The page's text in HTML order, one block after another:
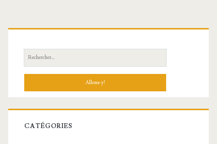
R
e
h
r
c
CATÉGORIES